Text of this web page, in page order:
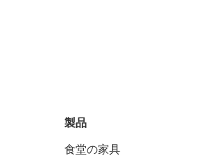
製品
食堂の家具